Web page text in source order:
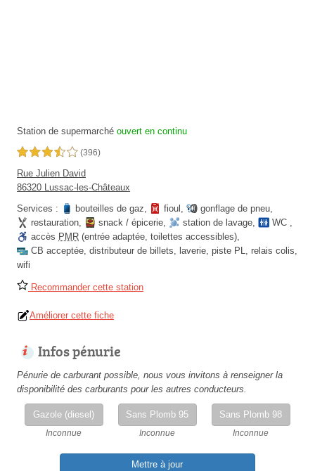
Station de supermarché ouvert en continu
3,5 étoiles sur 5 (396)
Rue Julien David
86320 Lussac-les-Châteaux
Services :
bouteilles de gaz, fioul , gonflage de pneu,
restauration, snack / épicerie, station de lavage, WC ,
accès PMR (entrée adaptée, toilettes accessibles),
CB acceptée, distributeur de billets, laverie, piste PL, relais colis,
wifi
Recommander cette station
Améliorer cette fiche
Infos pénurie
Pénurie de carburant possible, nous vous invitons à renseigner la
disponibilité des carburants pour les autres conducteurs.
Gazole (diesel)
Inconnue
Sans Plomb 95
Inconnue
Sans Plomb 98
Inconnue
Mettre à jour